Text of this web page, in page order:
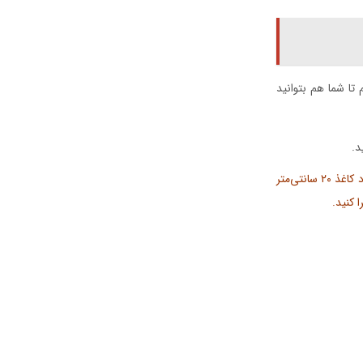
شما هم بتوانید
را به روش اوریگامی بسازیم. برای اینکار یک عدد کاغذ ۲۰ سانتی‌متر